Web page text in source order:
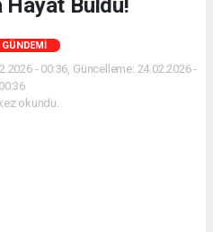
Hayat Buldu!
GÜNDEMI
- 00:36, Güncelleme: 24.02.2026 -
00:36
okundu.